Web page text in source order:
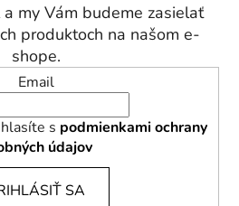
my Vám budeme zasielať
produktoch na našom e-
shope.
Email
s podmienkami ochrany
údajov
SA